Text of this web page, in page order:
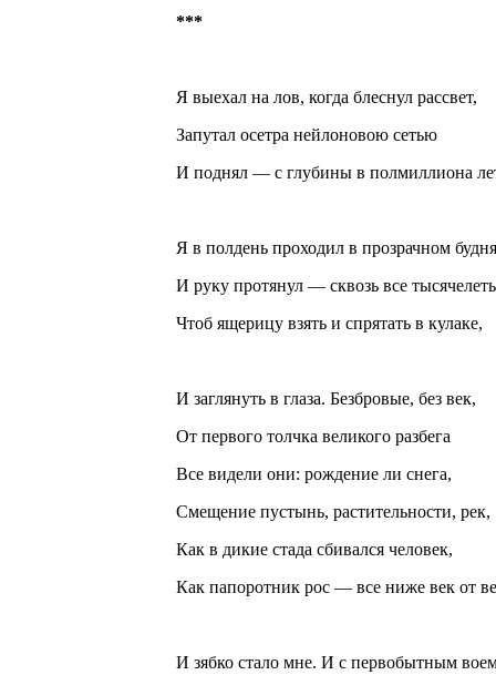
***
Я выехал на лов, когда блеснул рассвет,
Запутал осетра нейлоновою сетью
И поднял — с глубины в полмиллиона
Я в полдень проходил в прозрачном
И руку протянул — сквозь все
Чтоб ящерицу взять и спрятать в кулаке,
И заглянуть в глаза. Безбровые, без век,
От первого толчка великого разбега
Все видели они: рождение ли снега,
Смещение пустынь, растительности, рек,
Как в дикие стада сбивался человек,
Как папоротник рос — все ниже век от
И зябко стало мне. И с первобытным